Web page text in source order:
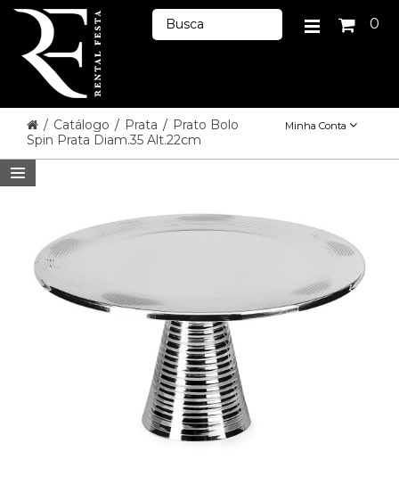
0
/ Catálogo / Prata / Prato Bolo
Spin Prata Diam.35 Alt.22cm
Minha Conta